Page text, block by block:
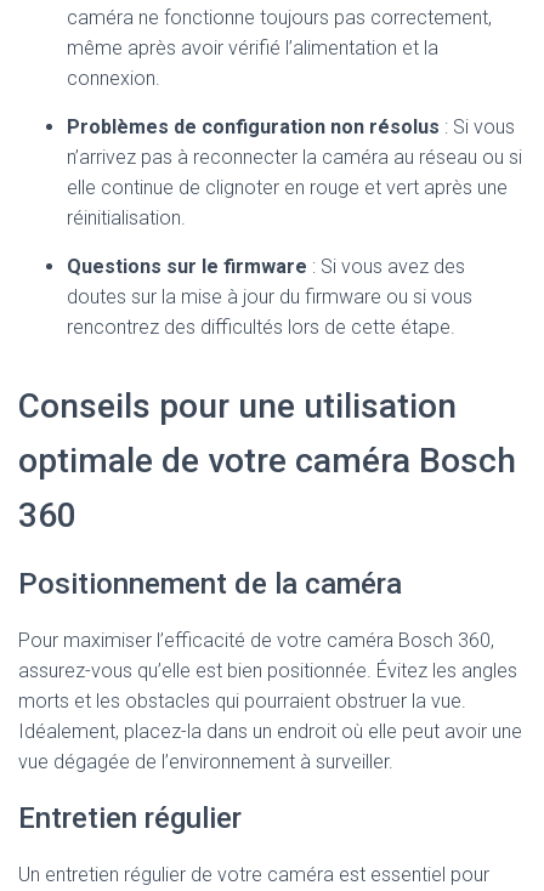
caméra ne fonctionne toujours pas correctement,
même après avoir vérifié l’alimentation et la
connexion.
Problèmes de configuration non résolus : Si vous
n’arrivez pas à reconnecter la caméra au réseau ou si
elle continue de clignoter en rouge et vert après une
réinitialisation.
Questions sur le firmware : Si vous avez des
doutes sur la mise à jour du firmware ou si vous
rencontrez des difficultés lors de cette étape.
Conseils pour une utilisation
optimale de votre caméra Bosch
360
Positionnement de la caméra
Pour maximiser l’efficacité de votre caméra Bosch 360,
assurez-vous qu’elle est bien positionnée. Évitez les angles
morts et les obstacles qui pourraient obstruer la vue.
Idéalement, placez-la dans un endroit où elle peut avoir une
vue dégagée de l’environnement à surveiller.
Entretien régulier
Un entretien régulier de votre caméra est essentiel pour